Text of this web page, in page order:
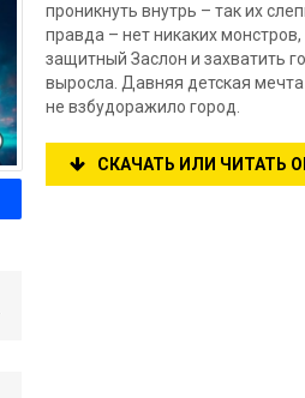
проникнуть внутрь – так их
правда – нет никаких
защитный Заслон и захватить
выросла. Давняя детская
не взбудоражило город.
СКАЧАТЬ ИЛИ ЧИТАТЬ